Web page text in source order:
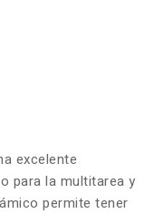
excelente
para la multitarea y
permite tener